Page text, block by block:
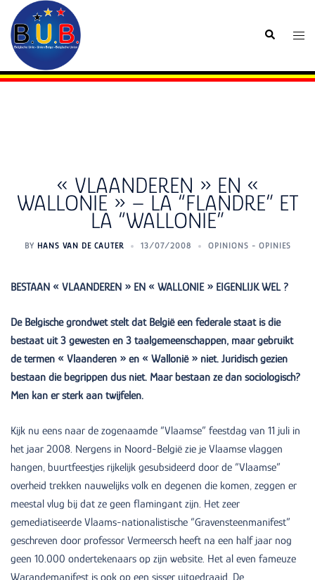
content
Search
« VLAANDEREN » EN «
WALLONIE » – LA “FLANDRE” ET
LA “WALLONIE”
BY HANS VAN DE CAUTER 13/07/2008 OPINIONS - OPINIES
BESTAAN « VLAANDEREN » EN « WALLONIE » EIGENLIJK WEL ?
De Belgische grondwet stelt dat België een federale staat is die
bestaat uit 3 gewesten en 3 taalgemeenschappen, maar gebruikt
de termen « Vlaanderen » en « Wallonië » niet. Juridisch gezien
bestaan die begrippen dus niet. Maar bestaan ze dan sociologisch?
Men kan er sterk aan twijfelen.
Kijk nu eens naar de zogenaamde “Vlaamse” feestdag van 11 juli in
het jaar 2008. Nergens in Noord-België zie je Vlaamse vlaggen
hangen, buurtfeestjes rijkelijk gesubsideerd door de “Vlaamse”
overheid trekken nauwelijks volk en degenen die komen, zeggen er
meestal vlug bij dat ze geen flamingant zijn. Het zeer
gemediatiseerde Vlaams-nationalistische “Gravensteenmanifest”
geschreven door professor Vermeersch heeft na een half jaar nog
geen 10.000 ondertekenaars op zijn website. Het al even fameuze
Warandemanifest is ook op een sisser uitgedraaid. De